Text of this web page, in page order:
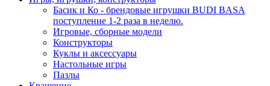
Басик и Ко - брендовые игрушки BUDI BASA
поступление 1-2 раза в неделю.
Игровые, сборные модели
Конструкторы
Куклы и аксессуары
Настольные игры
Пазлы